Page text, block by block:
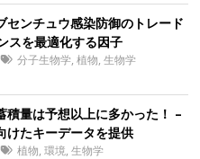
センチュウ感染防御のトレード
スを最適化する因子
分子生物学,植物,生物学
積量は予想以上に多かった！ –
けたキーデータを提供
植物,環境,生物学